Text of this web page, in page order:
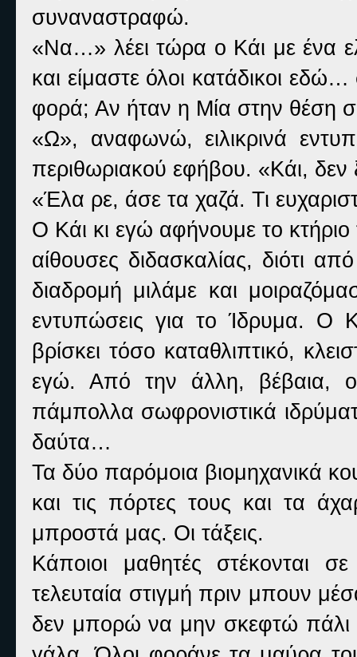
συναναστραφώ.
«Να…» λέει τώρα ο Κάι με
και είμαστε όλοι κατάδικοι
φορά; Αν ήταν η Μία στην θέση
«Ω», αναφωνώ, ειλικρινά
περιθωριακού εφήβου. «Κάι,
«Έλα ρε, άσε τα χαζά. Τι
Ο Κάι κι εγώ αφήνουμε το
αίθουσες διδασκαλίας, διότι
διαδρομή μιλάμε και
εντυπώσεις για το Ίδρυμα. Ο
βρίσκει τόσο καταθλιπτικό,
εγώ. Από την άλλη, βέβαια, ο
πάμπολλα σωφρονιστικά
δαύτα…
Τα δύο παρόμοια βιομηχανικά
και τις πόρτες τους και τα
μπροστά μας. Οι τάξεις.
Κάποιοι μαθητές στέκονται
τελευταία στιγμή πριν μπουν
δεν μπορώ να μην σκεφτώ πάλι